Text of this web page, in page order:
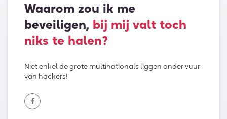
Waarom zou ik me
beveiligen, bij mij valt toch
niks te halen?
Niet enkel de grote multinationals liggen onder vuur
van hackers!